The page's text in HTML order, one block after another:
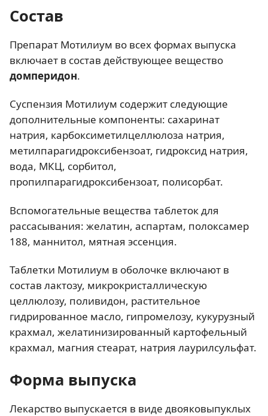
Состав
Препарат Мотилиум во всех формах выпуска
включает в состав действующее вещество
домперидон.
Суспензия Мотилиум содержит следующие
дополнительные компоненты: сахаринат
натрия, карбоксиметилцеллюлоза натрия,
метилпарагидроксибензоат, гидроксид натрия,
вода, МКЦ, сорбитол,
пропилпарагидроксибензоат, полисорбат.
Вспомогательные вещества таблеток для
рассасывания: желатин, аспартам, полоксамер
188, маннитол, мятная эссенция.
Таблетки Мотилиум в оболочке включают в
состав лактозу, микрокристаллическую
целлюлозу, поливидон, растительное
гидрированное масло, гипромелозу, кукурузный
крахмал, желатинизированный картофельный
крахмал, магния стеарат, натрия лаурилсульфат.
Форма выпуска
Лекарство выпускается в виде двояковыпуклых